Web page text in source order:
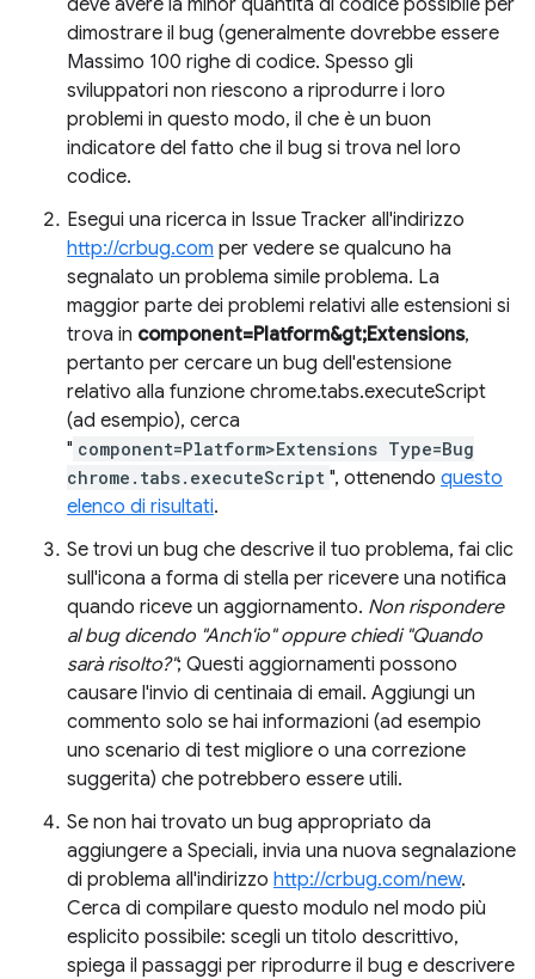
deve avere la minor quantità di codice possibile per
dimostrare il bug (generalmente dovrebbe essere
Massimo 100 righe di codice. Spesso gli
sviluppatori non riescono a riprodurre i loro
problemi in questo modo, il che è un buon
indicatore del fatto che il bug si trova nel loro
codice.
Esegui una ricerca in Issue Tracker all'indirizzo
http://crbug.com per vedere se qualcuno ha
segnalato un problema simile problema. La
maggior parte dei problemi relativi alle estensioni si
trova in component=Platform&gt;Extensions,
pertanto per cercare un bug dell'estensione
relativo alla funzione chrome.tabs.executeScript
(ad esempio), cerca
" component=Platform>Extensions Type=Bug
chrome.tabs.executeScript ", ottenendo questo
elenco di risultati.
Se trovi un bug che descrive il tuo problema, fai clic
sull'icona a forma di stella per ricevere una notifica
quando riceve un aggiornamento. Non rispondere
al bug dicendo "Anch'io" oppure chiedi "Quando
sarà risolto?"; Questi aggiornamenti possono
causare l'invio di centinaia di email. Aggiungi un
commento solo se hai informazioni (ad esempio
uno scenario di test migliore o una correzione
suggerita) che potrebbero essere utili.
Se non hai trovato un bug appropriato da
aggiungere a Speciali, invia una nuova segnalazione
di problema all'indirizzo http://crbug.com/new.
Cerca di compilare questo modulo nel modo più
esplicito possibile: scegli un titolo descrittivo,
spiega il passaggi per riprodurre il bug e descrivere